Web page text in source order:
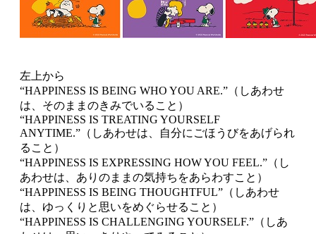
左上から
“HAPPINESS IS BEING WHO YOU ARE.”（しあわせ
は、そのままのきみでいること）
“HAPPINESS IS TREATING YOURSELF
ANYTIME.”（しあわせは、自分にごほうびをあげられ
ること）
“HAPPINESS IS EXPRESSING HOW YOU FEEL.”（し
あわせは、ありのままの気持ちをあらわすこと）
“HAPPINESS IS BEING THOUGHTFUL”（しあわせ
は、ゆっくりと思いをめぐらせること）
“HAPPINESS IS CHALLENGING YOURSELF.”（しあ